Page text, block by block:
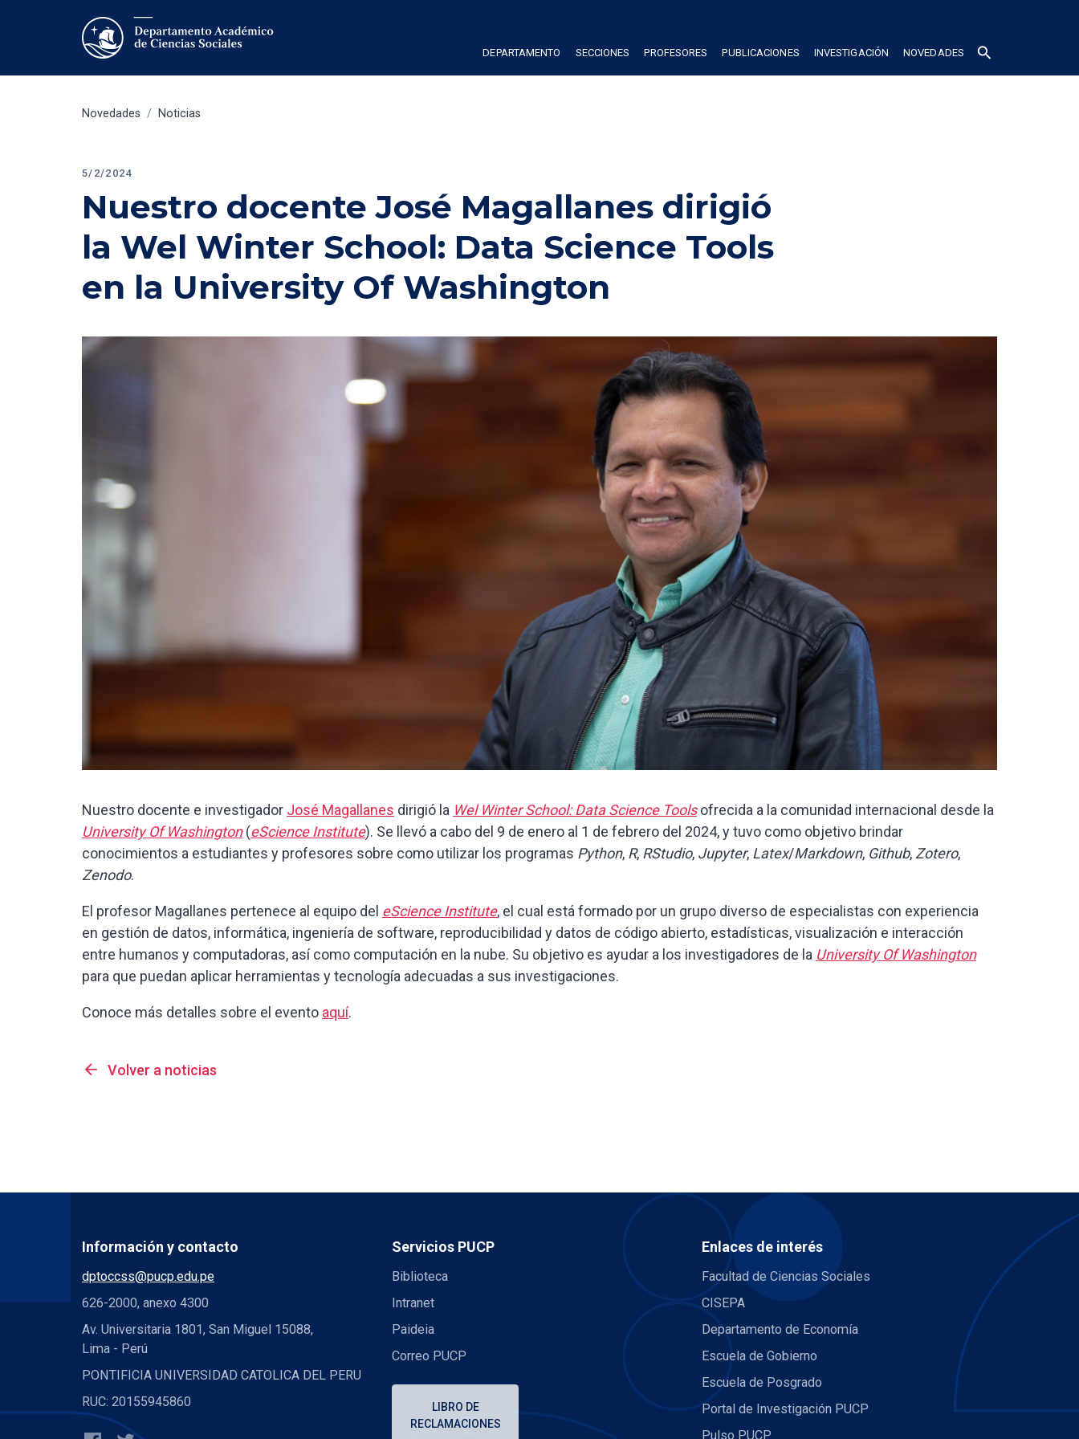
DEPARTAMENTO SECCIONES PROFESORES PUBLICACIONES INVESTIGACIÓN NOVEDADES search
Novedades / Noticias
5/2/2024
Nuestro docente José Magallanes dirigió
la Wel Winter School: Data Science Tools
en la University Of Washington
Nuestro docente e investigador José Magallanes dirigió la Wel Winter School: Data Science Toolsofrecida a la comunidad internacional desde la
University Of Washington(eScience Institute). Se llevó a cabo del 9 de enero al 1 de febrero del 2024, y tuvo como objetivo brindar
conocimientos a estudiantes y profesores sobre como utilizar los programas Python, R, RStudio, Jupyter, Latex/Markdown, Github, Zotero,
Zenodo.
El profesor Magallanes pertenece al equipo del eScience Institute, el cual está formado por un grupo diverso de especialistas con experiencia
en gestión de datos, informática, ingeniería de software, reproducibilidad y datos de código abierto, estadísticas, visualización e interacción
entre humanos y computadoras, así como computación en la nube. Su objetivo es ayudar a los investigadores de la University Of Washington
para que puedan aplicar herramientas y tecnología adecuadas a sus investigaciones.
Conoce más detalles sobre el evento aquí.
arrow_back Volver a noticias
Información y contacto
dptoccss@pucp.edu.pe
626-2000, anexo 4300
Av. Universitaria 1801, San Miguel 15088,
Lima - Perú
PONTIFICIA UNIVERSIDAD CATOLICA DEL PERU
RUC: 20155945860
Servicios PUCP
Biblioteca
Intranet
Paideia
Correo PUCP
LIBRO DE
RECLAMACIONES
Enlaces de interés
Facultad de Ciencias Sociales
CISEPA
Departamento de Economía
Escuela de Gobierno
Escuela de Posgrado
Portal de Investigación PUCP
Pulso PUCP